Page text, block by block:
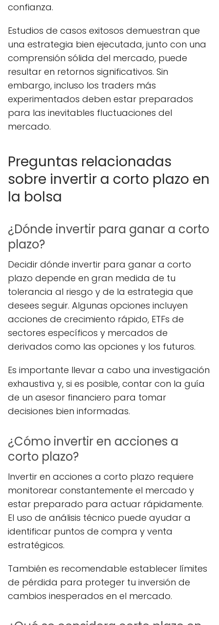
confianza.
Estudios de casos exitosos demuestran que
una estrategia bien ejecutada, junto con una
comprensión sólida del mercado, puede
resultar en retornos significativos. Sin
embargo, incluso los traders más
experimentados deben estar preparados
para las inevitables fluctuaciones del
mercado.
Preguntas relacionadas
sobre invertir a corto plazo en
la bolsa
¿Dónde invertir para ganar a corto
plazo?
Decidir dónde invertir para ganar a corto
plazo depende en gran medida de tu
tolerancia al riesgo y de la estrategia que
desees seguir. Algunas opciones incluyen
acciones de crecimiento rápido, ETFs de
sectores específicos y mercados de
derivados como las opciones y los futuros.
Es importante llevar a cabo una investigación
exhaustiva y, si es posible, contar con la guía
de un asesor financiero para tomar
decisiones bien informadas.
¿Cómo invertir en acciones a
corto plazo?
Invertir en acciones a corto plazo requiere
monitorear constantemente el mercado y
estar preparado para actuar rápidamente.
El uso de análisis técnico puede ayudar a
identificar puntos de compra y venta
estratégicos.
También es recomendable establecer límites
de pérdida para proteger tu inversión de
cambios inesperados en el mercado.